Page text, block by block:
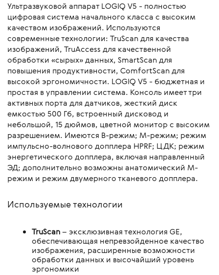
Ультразвуковой аппарат LOGIQ V5 - полностью
цифровая система начального класса с высоким
качеством изображений. Используются
современные технологии: TruScan для качества
изображений, TruAccess для качественной
обработки «сырых» данных, SmartScan для
повышения продуктивности, ComfortScan для
высокой эргономичности. LOGIQ V5 - бюджетная и
простая в управлении система. Консоль имеет три
активных порта для датчиков, жесткий диск
емкостью 500 Гб, встроенный дисковод и
небольшой, 15 дюймов, цветной монитор с высоким
разрешением. Имеются В-режим; М-режим; режим
импульсно-волнового допплера HPRF; ЦДК; режим
энергетического допплера, включая направленный
ЭД; дополнительно возможны анатомический М-
режим и режим двумерного тканевого допплера.
Используемые технологии
TruScan– эксклюзивная технология GE,
обеспечивающая непревзойденное качество
изображения, расширенные возможности
обработки данных и высочайший уровень
эргономики